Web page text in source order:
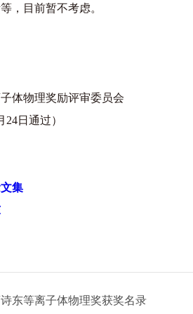
，目前暂不考虑。
体物理奖励评审委员会
24日通过）
集
诗东等离子体物理奖获奖名录